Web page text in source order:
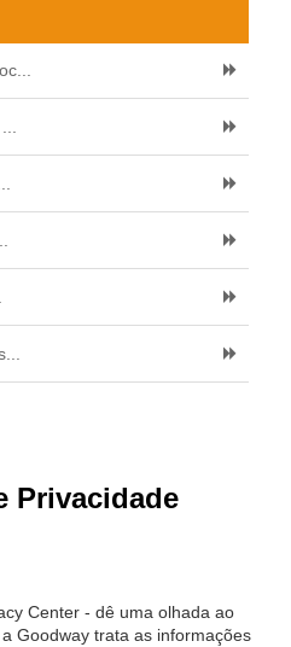
Privacidade
Center - dê uma olhada ao
Goodway trata as informações